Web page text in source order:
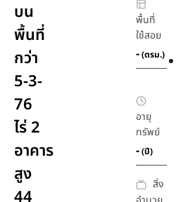
บน
พื้นที่
กว่า
5-3-
76
ไร่ 2
อาคาร
สูง
พื้นที่
ใช้สอย
-(ตรม.)
อายุ
ทรัพย์
-(ปี)
สิ่ง